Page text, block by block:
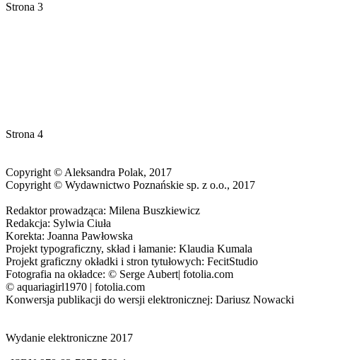
Strona 3
Strona 4
Copyright © Aleksandra Polak, 2017
Copyright © Wydawnictwo Poznańskie sp. z o.o., 2017
Redaktor prowadząca: Milena Buszkiewicz
Redakcja: Sylwia Ciuła
Korekta: Joanna Pawłowska
Projekt typograficzny, skład i łamanie: Klaudia Kumala
Projekt graficzny okładki i stron tytułowych: FecitStudio
Fotografia na okładce: © Serge Aubert| fotolia.com
© aquariagirl1970 | fotolia.com
Konwersja publikacji do wersji elektronicznej: Dariusz Nowacki
Wydanie elektroniczne 2017